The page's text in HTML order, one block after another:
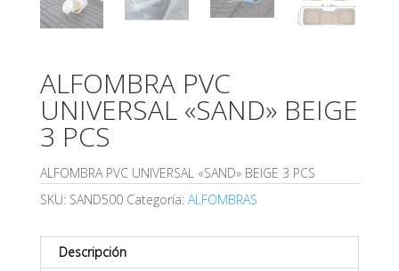
ALFOMBRA PVC
UNIVERSAL «SAND» BEIGE
3 PCS
ALFOMBRA PVC UNIVERSAL «SAND» BEIGE 3 PCS
SKU: SAND500 Categoría: ALFOMBRAS
Descripción